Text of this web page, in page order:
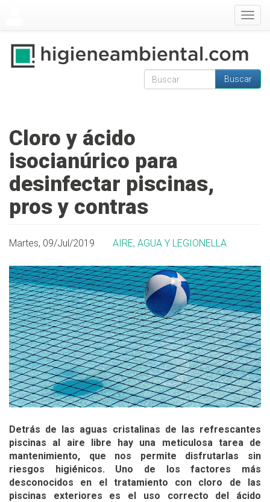
Formulario de
Buscar
Cloro y ácido
isocianúrico para
desinfectar piscinas,
pros y contras
Martes, 09/Jul/2019 AIRE, AGUA Y LEGIONELLA
Detrás de las aguas cristalinas de las refrescantes
piscinas al aire libre hay una meticulosa tarea de
mantenimiento, que nos permite disfrutarlas sin
riesgos higiénicos. Uno de los factores más
desconocidos en el tratamiento con cloro de las
piscinas exteriores es el uso correcto del ácido